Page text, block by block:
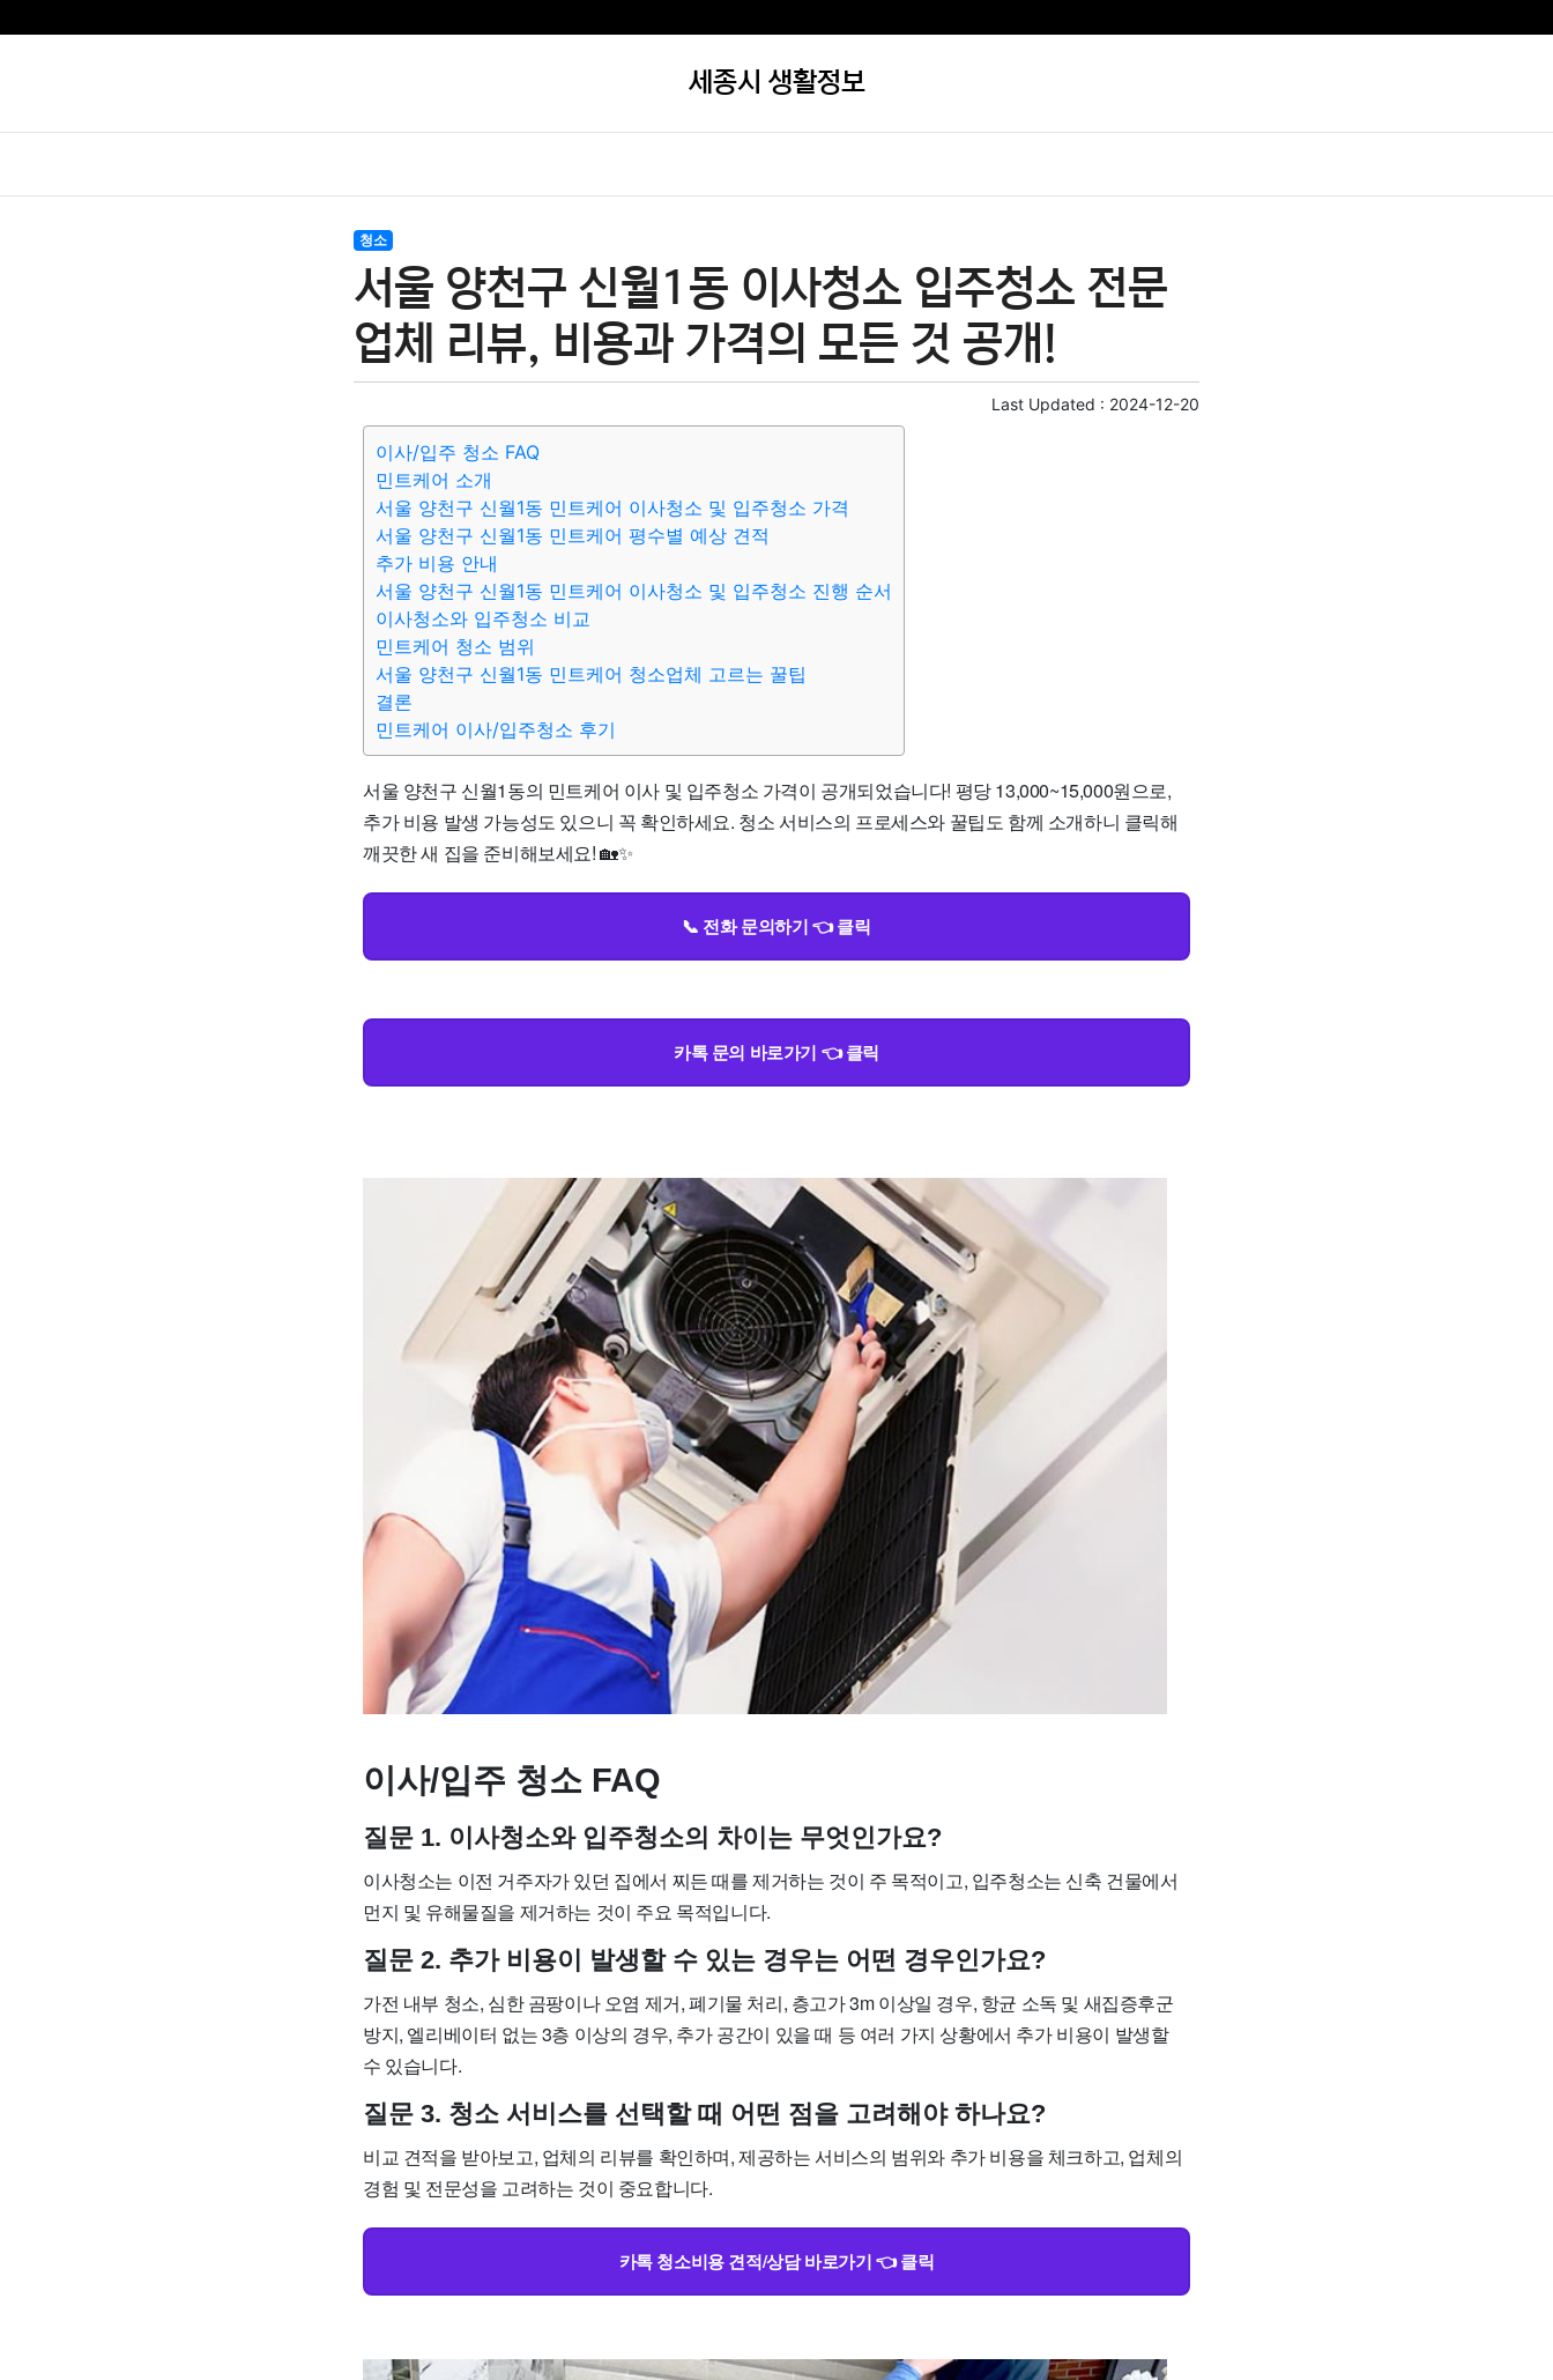
세종시 생활정보
청소
서울 양천구 신월1동 이사청소 입주청소 전문
업체 리뷰, 비용과 가격의 모든 것 공개!
Last Updated : 2024-12-20
이사/입주 청소 FAQ
민트케어 소개
서울 양천구 신월1동 민트케어 이사청소 및 입주청소 가격
서울 양천구 신월1동 민트케어 평수별 예상 견적
추가 비용 안내
서울 양천구 신월1동 민트케어 이사청소 및 입주청소 진행 순서
이사청소와 입주청소 비교
민트케어 청소 범위
서울 양천구 신월1동 민트케어 청소업체 고르는 꿀팁
결론
민트케어 이사/입주청소 후기
서울 양천구 신월1동의 민트케어 이사 및 입주청소 가격이 공개되었습니다! 평당 13,000~15,000원으로,
추가 비용 발생 가능성도 있으니 꼭 확인하세요. 청소 서비스의 프로세스와 꿀팁도 함께 소개하니 클릭해
깨끗한 새 집을 준비해보세요! 🏡✨
📞 전화 문의하기 👈 클릭
카톡 문의 바로가기 👈 클릭
이사/입주 청소 FAQ
질문 1. 이사청소와 입주청소의 차이는 무엇인가요?
이사청소는 이전 거주자가 있던 집에서 찌든 때를 제거하는 것이 주 목적이고, 입주청소는 신축 건물에서
먼지 및 유해물질을 제거하는 것이 주요 목적입니다.
질문 2. 추가 비용이 발생할 수 있는 경우는 어떤 경우인가요?
가전 내부 청소, 심한 곰팡이나 오염 제거, 폐기물 처리, 층고가 3m 이상일 경우, 항균 소독 및 새집증후군
방지, 엘리베이터 없는 3층 이상의 경우, 추가 공간이 있을 때 등 여러 가지 상황에서 추가 비용이 발생할
수 있습니다.
질문 3. 청소 서비스를 선택할 때 어떤 점을 고려해야 하나요?
비교 견적을 받아보고, 업체의 리뷰를 확인하며, 제공하는 서비스의 범위와 추가 비용을 체크하고, 업체의
경험 및 전문성을 고려하는 것이 중요합니다.
카톡 청소비용 견적/상담 바로가기 👈 클릭